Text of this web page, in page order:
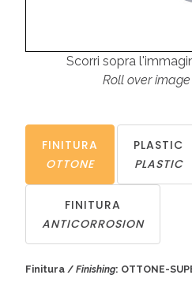
Scorri sopra
Roll over
FINITURA
OTTONE
PLASTIC
PLASTIC
FINITURA
ANTICORROSION
Finitura / Finishing: OTTONE-